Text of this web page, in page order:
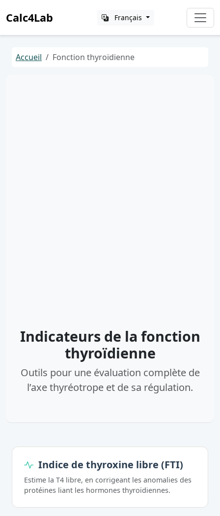
Calc4Lab Français
Accueil Fonction thyroïdienne
Indicateurs de la fonction
thyroïdienne
Outils pour une évaluation complète de
l’axe thyréotrope et de sa régulation.
Indice de thyroxine libre (FTI)
Estime la T4 libre, en corrigeant les anomalies des
protéines liant les hormones thyroïdiennes.